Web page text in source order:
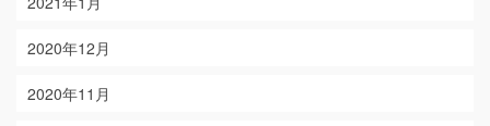
2020年12月
2020年11月